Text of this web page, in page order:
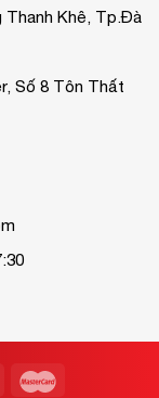
Thanh Khê, Tp.Đà
Số 8 Tôn Thất